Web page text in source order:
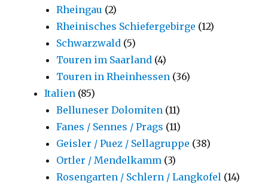
Rheingau (2)
Rheinisches Schiefergebirge (12)
Schwarzwald (5)
Touren im Saarland (4)
Touren in Rheinhessen (36)
Italien (85)
Belluneser Dolomiten (11)
Fanes / Sennes / Prags (11)
Geisler / Puez / Sellagruppe (38)
Ortler / Mendelkamm (3)
Rosengarten / Schlern / Langkofel (14)